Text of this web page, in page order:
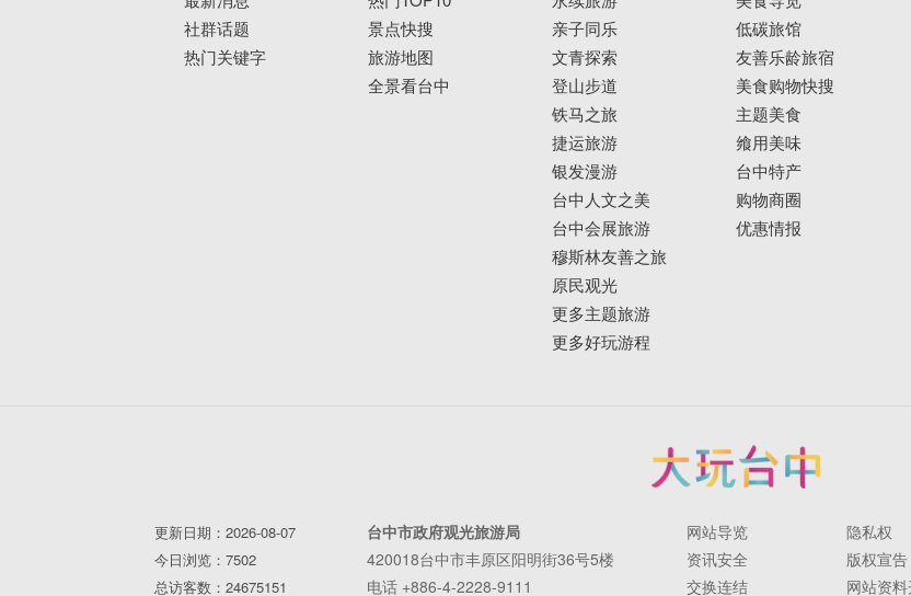
社群话题
热门关键字
景点快搜
旅游地图
全景看台中
亲子同乐
文青探索
登山步道
铁马之旅
捷运旅游
银发漫游
台中人文之美
台中会展旅游
穆斯林友善之旅
原民观光
更多主题旅游
更多好玩游程
低碳旅馆
友善乐龄旅宿
美食购物快搜
主题美食
飨用美味
台中特产
购物商圈
优惠情报
更新日期：2026-08-07
今日浏览：7502
总访客数：24675151
台中市政府观光旅游局
420018台中市丰原区阳明街36号5楼
电话 +886-4-2228-9111
网站导览
隐私权
资讯安全
版权宣告
交换连结
网站资